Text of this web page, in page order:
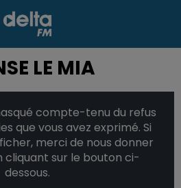
LE MIA
compte-tenu du refus
que vous avez exprimé. Si
merci de nous donner
sur le bouton ci-
dessous.